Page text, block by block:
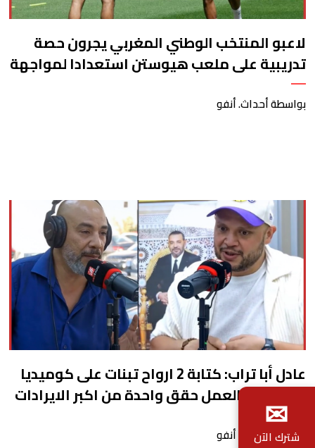
لاعبو المنتخب الوطني المغربي يجرون حصة
تدريبية على ملعب هيوستن استعدادا لمواجهة
كندا
بواسطة أحداث. أنفو
عادل أبا تراب: كتابة 2 ارواح تبنات على كوميديا
الموقف والعمل حقق واحدة من اكبر الايرادات
بواسطة أحداث. أنفو
✉
شترك الآن